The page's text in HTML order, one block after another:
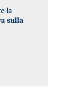
la
sulla